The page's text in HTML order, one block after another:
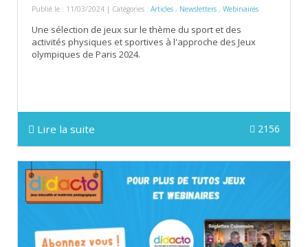
Publié le : 11/03/2024 | Catégories : Articles , Newsletters , Webinaires
Une sélection de jeux sur le thème du sport et des
activités physiques et sportives à l'approche des Jeux
olympiques de Paris 2024.
Lire la suite 2156